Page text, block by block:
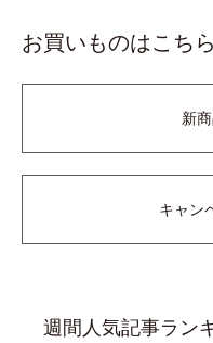
お買いものはこちら
新
キャン
週間人気記事ラン